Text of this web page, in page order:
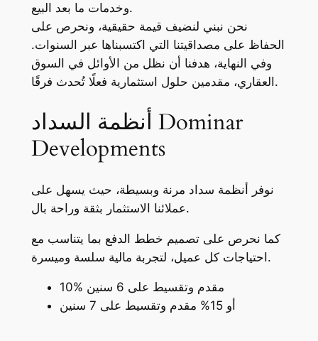
وخدمات ما بعد البيع.
نحن نبني لنضيف قيمة حقيقية، ونحرص على
الحفاظ على مصداقيتنا التي اكتسبناها عبر السنوات.
وفي النهاية، هدفنا أن نظل من الأوائل في السوق
العقاري، مقدمين حلول استثمارية فعلًا تُحدث فرقًا.
أنظمة السداد Dominar
Developments
نوفر أنظمة سداد مرنة وبسيطة، حيث يسهل على
عملائنا الاستثمار بثقة وراحة بال.
كما نحرص على تصميم خطط الدفع بما يتناسب مع
احتياجات كل عميل، لتجربة مالية سلسة وميسرة.
10% مقدم وتقسيط على 6 سنين
أو 15% مقدم وتقسيط على 7 سنين